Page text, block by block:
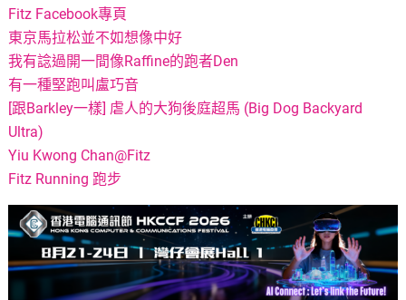
Fitz Facebook專頁
東京馬拉松並不如想像中好
我有諗過開一間像Raffine的跑者Den
有一種堅跑叫盧巧音
[跟Barkley一樣] 虐人的大狗後庭超馬 (Big Dog Backyard
Ultra)
Yiu Kwong Chan@Fitz
Fitz Running 跑步